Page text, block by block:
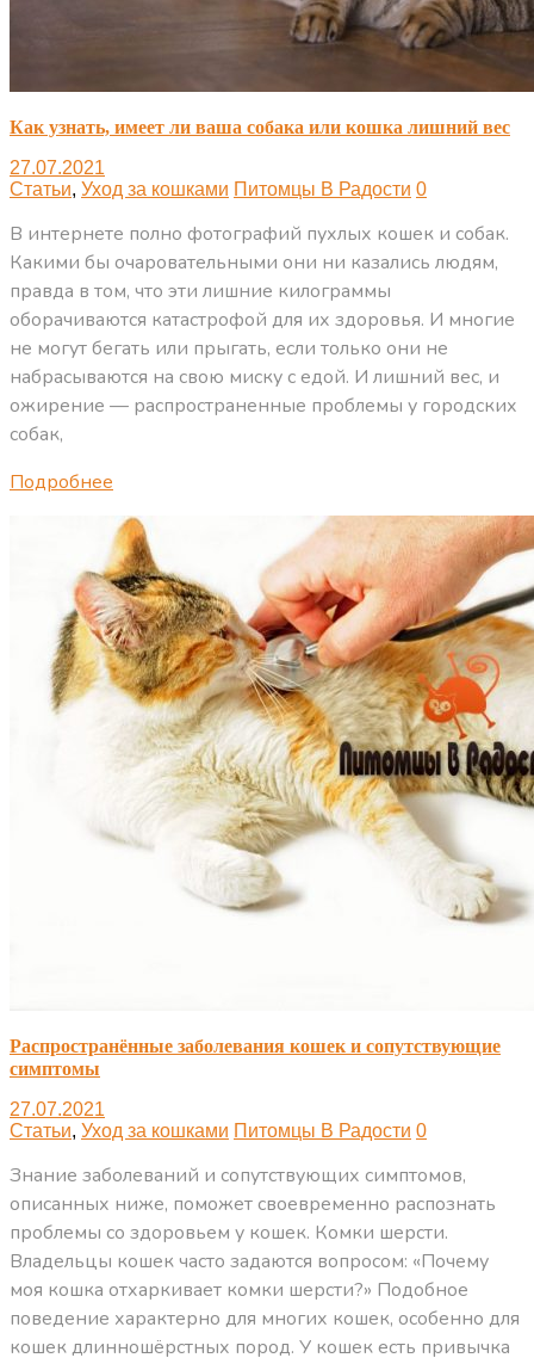
Как узнать, имеет ли ваша собака или кошка лишний вес
27.07.2021
Статьи, Уход за кошками Питомцы В Радости 0
В интернете полно фотографий пухлых кошек и собак.
Какими бы очаровательными они ни казались людям,
правда в том, что эти лишние килограммы
оборачиваются катастрофой для их здоровья. И многие
не могут бегать или прыгать, если только они не
набрасываются на свою миску с едой. И лишний вес, и
ожирение — распространенные проблемы у городских
собак,
Подробнее
Распространённые заболевания кошек и сопутствующие
симптомы
27.07.2021
Статьи, Уход за кошками Питомцы В Радости 0
Знание заболеваний и сопутствующих симптомов,
описанных ниже, поможет своевременно распознать
проблемы со здоровьем у кошек. Комки шерсти.
Владельцы кошек часто задаются вопросом: «Почему
моя кошка отхаркивает комки шерсти?» Подобное
поведение характерно для многих кошек, особенно для
кошек длинношёрстных пород. У кошек есть привычка